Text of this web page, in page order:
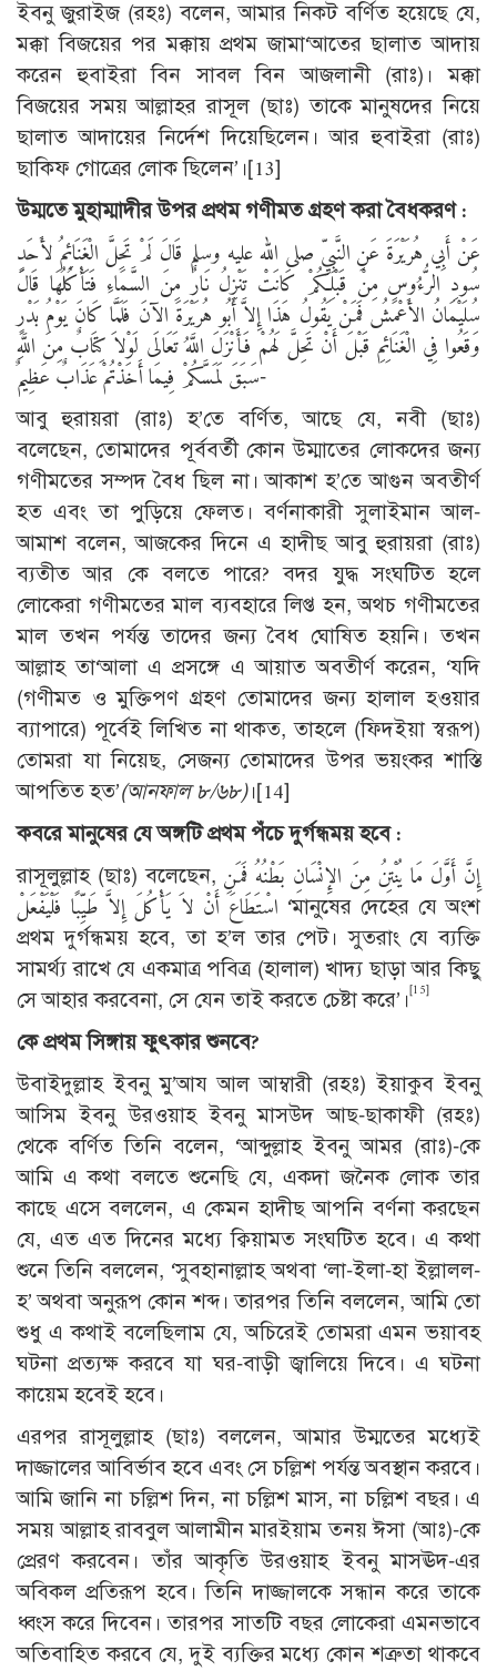
ইবনু জুরাইজ (রহঃ) বলেন, আমার নিকট বর্ণিত হয়েছে যে,
মক্কা বিজয়ের পর মক্কায় প্রথম জামা‘আতের ছালাত আদায়
করেন হুবাইরা বিন সাবল বিন আজলানী (রাঃ)। মক্কা
বিজয়ের সময় আল্লাহর রাসূল (ছাঃ) তাকে মানুষদের নিয়ে
ছালাত আদায়ের নির্দেশ দিয়েছিলেন। আর হুবাইরা (রাঃ)
ছাকিফ গোত্রের লোক ছিলেন’।[13]
উম্মতে মুহাম্মাদীর উপর প্রথম গণীমত গ্রহণ করা বৈধকরণ :
عَنْ أَبِي هُرَيْرَةَ عَنِ النَّبِيِّ صلى الله عليه وسلم قَالَ‏ لَمْ تَحِلَّ الْغَنَائِمُ لأَحَدٍ
سُودِ الرُّءُوسِ مِنْ قَبْلِكُمْ كَانَتْ تَنْزِلُ نَارٌ مِنَ السَّمَاءِ فَتَأْكُلُهَا‏ قَالَ
سُلَيْمَانُ الأَعْمَشُ فَمَنْ يَقُولُ هَذَا إِلاَّ أَبُو هُرَيْرَةَ الآنَ فَلَمَّا كَانَ يَوْمُ بَدْرٍ
وَقَعُوا فِي الْغَنَائِمِ قَبْلَ أَنْ تَحِلَّ لَهُمْ فَأَنْزَلَ اللَّهُ تَعَالَى ‏‏لَوْلاَ كِتَابٌ مِنَ اللَّهِ
سَبَقَ لَمَسَّكُمْ فِيمَا أَخَذْتُمْ عَذَابٌ عَظِيمٌ‏‏-
আবু হুরায়রা (রাঃ) হ’তে বর্ণিত, আছে যে, নবী (ছাঃ)
বলেছেন, তোমাদের পূর্ববর্তী কোন উম্মাতের লোকদের জন্য
গণীমতের সম্পদ বৈধ ছিল না। আকাশ হ’তে আগুন অবতীর্ণ
হত এবং তা পুড়িয়ে ফেলত। বর্ণনাকারী সুলাইমান আল-
আমাশ বলেন, আজকের দিনে এ হাদীছ আবু হুরায়রা (রাঃ)
ব্যতীত আর কে বলতে পারে? বদর যুদ্ধ সংঘটিত হলে
লোকেরা গণীমতের মাল ব্যবহারে লিপ্ত হন, অথচ গণীমতের
মাল তখন পর্যন্ত তাদের জন্য বৈধ ঘোষিত হয়নি। তখন
আল্লাহ তা‘আলা এ প্রসঙ্গে এ আয়াত অবতীর্ণ করেন, ‘যদি
(গণীমত ও মুক্তিপণ গ্রহণ তোমাদের জন্য হালাল হওয়ার
ব্যাপারে) পূর্বেই লিখিত না থাকত, তাহলে (ফিদইয়া স্বরূপ)
তোমরা যা নিয়েছ, সেজন্য তোমাদের উপর ভয়ংকর শাস্তি
আপতিত হত’(আনফাল ৮/৬৮)।[14]
কবরে মানুষের যে অঙ্গটি প্রথম পঁচে দুর্গন্ধময় হবে :
রাসূলুল্লাহ (ছাঃ) বলেছেন, إِنَّ أَوَّلَ مَا يُنْتِنُ مِنَ الإِنْسَانِ بَطْنُهُ فَمَنِ
اسْتَطَاعَ أَنْ لاَ يَأْكُلَ إِلاَّ طَيِّبًا فَلْيَفْعَلْ ‘মানুষের দেহের যে অংশ
প্রথম দুর্গন্ধময় হবে, তা হ’ল তার পেট। সুতরাং যে ব্যক্তি
সামর্থ্য রাখে যে একমাত্র পবিত্র (হালাল) খাদ্য ছাড়া আর কিছু
সে আহার করবেনা, সে যেন তাই করতে চেষ্টা করে’।[15]
কে প্রথম সিঙ্গায় ফুৎকার শুনবে?
উবাইদুল্লাহ ইবনু মু’আয আল আম্বারী (রহঃ) ইয়াকুব ইবনু
আসিম ইবনু উরওয়াহ ইবনু মাসউদ আছ-ছাকাফী (রহঃ)
থেকে বর্ণিত তিনি বলেন, ‘আব্দুল্লাহ ইবনু আমর (রাঃ)-কে
আমি এ কথা বলতে শুনেছি যে, একদা জনৈক লোক তার
কাছে এসে বললেন, এ কেমন হাদীছ আপনি বর্ণনা করছেন
যে, এত এত দিনের মধ্যে ক্বিয়ামত সংঘটিত হবে। এ কথা
শুনে তিনি বললেন, ‘সুবহানাল্লাহ অথবা ‘লা-ইলা-হা ইল্লালল-
হ’ অথবা অনুরূপ কোন শব্দ। তারপর তিনি বললেন, আমি তো
শুধু এ কথাই বলেছিলাম যে, অচিরেই তোমরা এমন ভয়াবহ
ঘটনা প্রত্যক্ষ করবে যা ঘর-বাড়ী জ্বালিয়ে দিবে। এ ঘটনা
কায়েম হবেই হবে।
এরপর রাসূলুল্লাহ (ছাঃ) বললেন, আমার উম্মতের মধ্যেই
দাজ্জালের আবির্ভাব হবে এবং সে চল্লিশ পর্যন্ত অবস্থান করবে।
আমি জানি না চল্লিশ দিন, না চল্লিশ মাস, না চল্লিশ বছর। এ
সময় আল্লাহ রাববুল আলামীন মারইয়াম তনয় ঈসা (আঃ)-কে
প্রেরণ করবেন। তাঁর আকৃতি উরওয়াহ ইবনু মাসঊদ-এর
অবিকল প্রতিরূপ হবে। তিনি দাজ্জালকে সন্ধান করে তাকে
ধ্বংস করে দিবেন। তারপর সাতটি বছর লোকেরা এমনভাবে
অতিবাহিত করবে যে, দুই ব্যক্তির মধ্যে কোন শত্রুতা থাকবে